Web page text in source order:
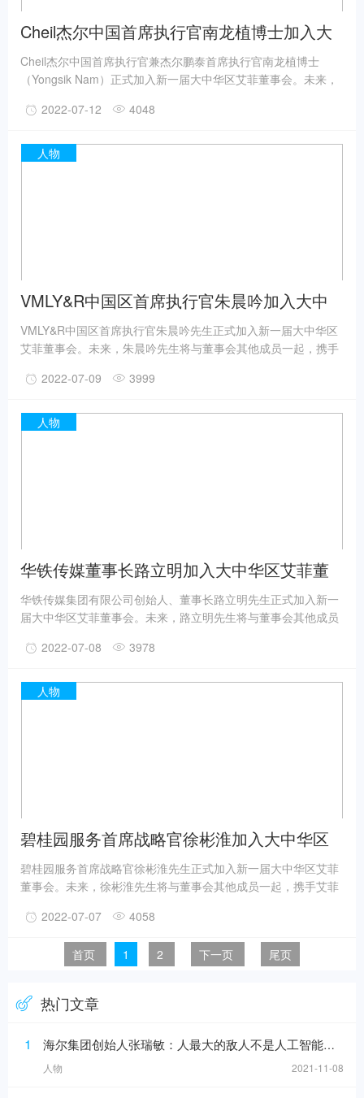
Cheil杰尔中国首席执行官南龙植博士加入大
中华区艾菲董事会
Cheil杰尔中国首席执行官兼杰尔鹏泰首席执行官南龙植博士
（Yongsik Nam）正式加入新一届大中华区艾菲董事会。未来，
销市场，协助优化奖项赛事运营，引领、启迪和表彰实效营销作
2022-07-12 4048
人物
VMLY&R中国区首席执行官朱晨吟加入大中
华区艾菲董事会
VMLY&R中国区首席执行官朱晨吟先生正式加入新一届大中华区
艾菲董事会。未来，朱晨吟先生将与董事会其他成员一起，携手
迪和表彰实效营销作品及其实践者，推动品牌商业价值增长。
2022-07-09 3999
人物
华铁传媒董事长路立明加入大中华区艾菲董
事会
华铁传媒集团有限公司创始人、董事长路立明先生正式加入新一
届大中华区艾菲董事会。未来，路立明先生将与董事会其他成员
营，引领、启迪和表彰实效营销作品及其实践者，推动品牌商业
2022-07-08 3978
人物
碧桂园服务首席战略官徐彬淮加入大中华区
艾菲董事会
碧桂园服务首席战略官徐彬淮先生正式加入新一届大中华区艾菲
董事会。未来，徐彬淮先生将与董事会其他成员一起，携手艾菲
表彰实效营销作品及其实践者，推动品牌商业价值增长。
2022-07-07 4058
首页 1 2 下一页 尾页
热门文章
1 海尔集团创始人张瑞敏：人最大的敌人不是人工智能，而是科层制
人物 2021-11-08